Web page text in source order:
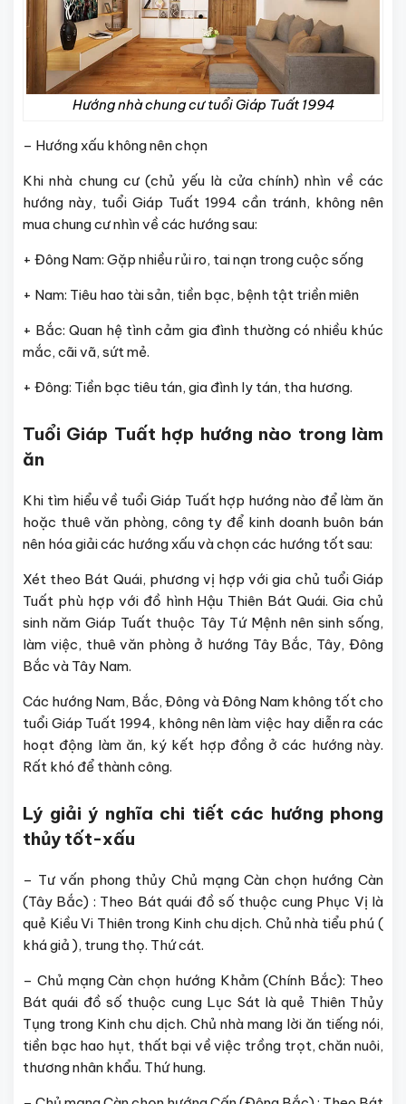
Hướng nhà chung cư tuổi Giáp Tuất 1994
– Hướng xấu không nên chọn
Khi nhà chung cư (chủ yếu là cửa chính) nhìn về các
hướng này, tuổi Giáp Tuất 1994 cần tránh, không nên
mua chung cư nhìn về các hướng sau:
+ Đông Nam: Gặp nhiều rủi ro, tai nạn trong cuộc sống
+ Nam: Tiêu hao tài sản, tiền bạc, bệnh tật triền miên
+ Bắc: Quan hệ tình cảm gia đình thường có nhiều khúc
mắc, cãi vã, sứt mẻ.
+ Đông: Tiền bạc tiêu tán, gia đình ly tán, tha hương.
Tuổi Giáp Tuất hợp hướng nào trong làm
ăn
Khi tìm hiểu về tuổi Giáp Tuất hợp hướng nào để làm ăn
hoặc thuê văn phòng, công ty để kinh doanh buôn bán
nên hóa giải các hướng xấu và chọn các hướng tốt sau:
Xét theo Bát Quái, phương vị hợp với gia chủ tuổi Giáp
Tuất phù hợp với đồ hình Hậu Thiên Bát Quái. Gia chủ
sinh năm Giáp Tuất thuộc Tây Tứ Mệnh nên sinh sống,
làm việc, thuê văn phòng ở hướng Tây Bắc, Tây, Đông
Bắc và Tây Nam.
Các hướng Nam, Bắc, Đông và Đông Nam không tốt cho
tuổi Giáp Tuất 1994, không nên làm việc hay diễn ra các
hoạt động làm ăn, ký kết hợp đồng ở các hướng này.
Rất khó để thành công.
Lý giải ý nghĩa chi tiết các hướng phong
thủy tốt-xấu
– Tư vấn phong thủy Chủ mạng Càn chọn hướng Càn
(Tây Bắc) : Theo Bát quái đồ số thuộc cung Phục Vị là
quẻ Kiều Vi Thiên trong Kinh chu dịch. Chủ nhà tiểu phú (
khá giả ), trung thọ. Thứ cát.
– Chủ mạng Càn chọn hướng Khảm (Chính Bắc): Theo
Bát quái đồ số thuộc cung Lục Sát là quẻ Thiên Thủy
Tụng trong Kinh chu dịch. Chủ nhà mang lời ăn tiếng nói,
tiền bạc hao hụt, thất bại về việc trồng trọt, chăn nuôi,
thương nhân khẩu. Thứ hung.